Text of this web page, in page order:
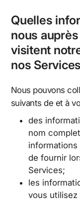
Quelles
nous
visitent
nos
Nous pouvons
suivants de et à
des
nom
de fournir
Services;
les
vous utilisez